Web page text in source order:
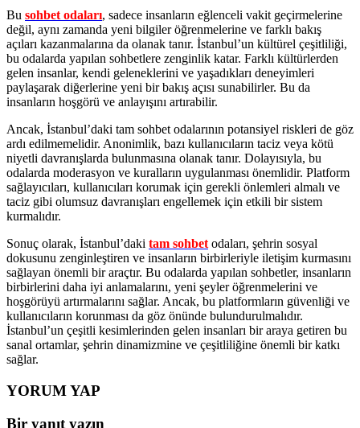
Bu sohbet odaları, sadece insanların eğlenceli vakit geçirmelerine
değil, aynı zamanda yeni bilgiler öğrenmelerine ve farklı bakış
açıları kazanmalarına da olanak tanır. İstanbul’un kültürel çeşitliliği,
bu odalarda yapılan sohbetlere zenginlik katar. Farklı kültürlerden
gelen insanlar, kendi geleneklerini ve yaşadıkları deneyimleri
paylaşarak diğerlerine yeni bir bakış açısı sunabilirler. Bu da
insanların hoşgörü ve anlayışını artırabilir.
Ancak, İstanbul’daki tam sohbet odalarının potansiyel riskleri de göz
ardı edilmemelidir. Anonimlik, bazı kullanıcıların taciz veya kötü
niyetli davranışlarda bulunmasına olanak tanır. Dolayısıyla, bu
odalarda moderasyon ve kuralların uygulanması önemlidir. Platform
sağlayıcıları, kullanıcıları korumak için gerekli önlemleri almalı ve
taciz gibi olumsuz davranışları engellemek için etkili bir sistem
kurmalıdır.
Sonuç olarak, İstanbul’daki tam sohbet odaları, şehrin sosyal
dokusunu zenginleştiren ve insanların birbirleriyle iletişim kurmasını
sağlayan önemli bir araçtır. Bu odalarda yapılan sohbetler, insanların
birbirlerini daha iyi anlamalarını, yeni şeyler öğrenmelerini ve
hoşgörüyü artırmalarını sağlar. Ancak, bu platformların güvenliği ve
kullanıcıların korunması da göz önünde bulundurulmalıdır.
İstanbul’un çeşitli kesimlerinden gelen insanları bir araya getiren bu
sanal ortamlar, şehrin dinamizmine ve çeşitliliğine önemli bir katkı
sağlar.
YORUM YAP
Bir yanıt yazın